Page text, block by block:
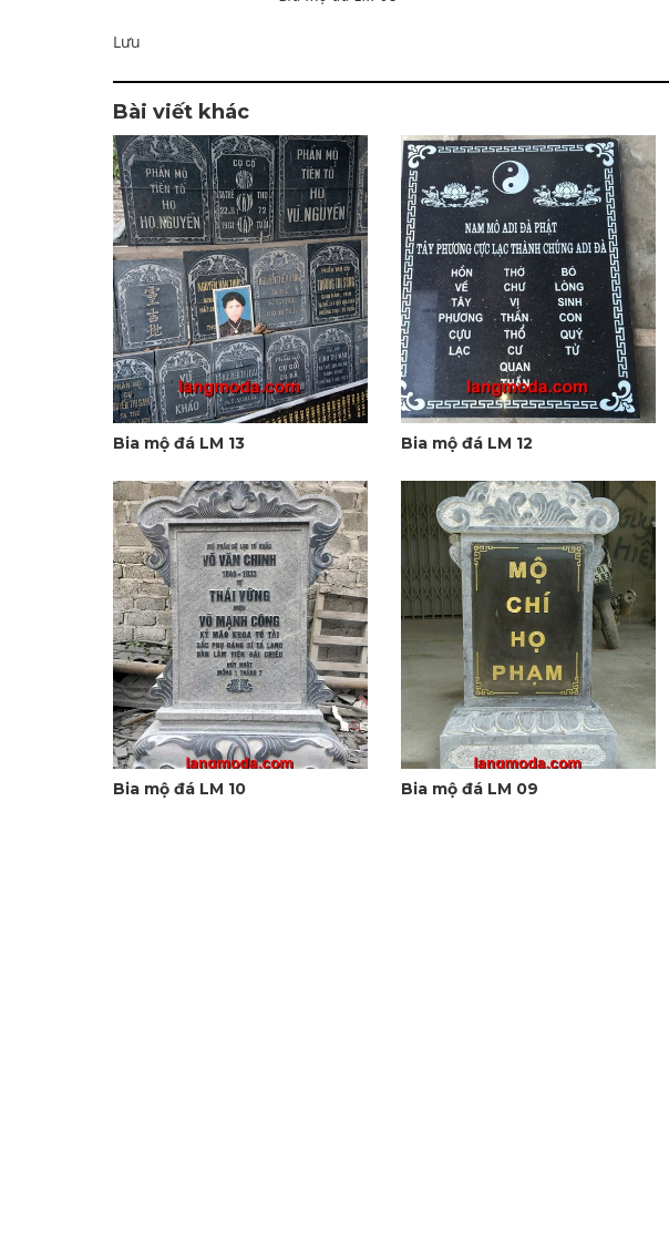
Lưu
Bài viết khác
Bia mộ đá LM 13 Bia mộ đá LM 12
Bia mộ đá LM 10 Bia mộ đá LM 09